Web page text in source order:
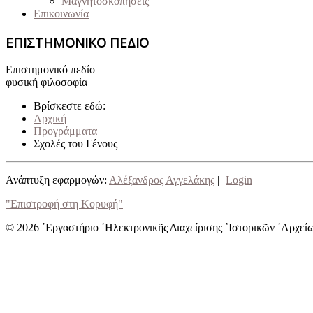
Επικοινωνία
ΕΠΙΣΤΗΜΟΝΙΚΟ ΠΕΔΙΟ
Επιστημονικό πεδίο
φυσική φιλοσοφία
Βρίσκεστε εδώ:
Αρχική
Προγράμματα
Σχολές του Γένους
Ανάπτυξη εφαρμογών: Αλέξανδρος Αγγελάκης | Login
"Επιστροφή στη Κορυφή"
© 2026 ᾿Εργαστήριο ᾿Ηλεκτρονικῆς Διαχείρισης ῾Ιστορικῶν